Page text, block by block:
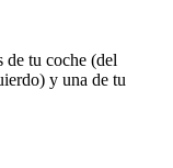
de tu coche (del
y una de tu